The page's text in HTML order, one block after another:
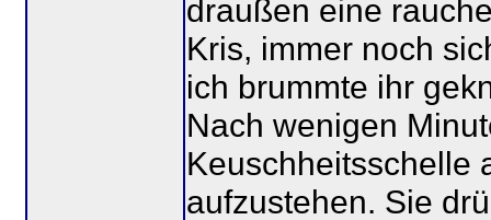
draußen eine
Kris, immer noch
ich brummte ihr
Nach wenigen
Keuschheitsschelle
aufzustehen. Sie